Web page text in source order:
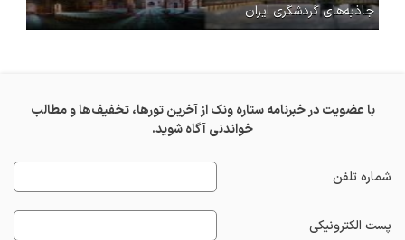
جاذبه‌های گردشگری ایران
با عضویت در خبرنامه ستاره ونک از آخرین تورها، تخفیف‌ها و مطالب
خواندنی آگاه شوید.
شماره تلفن
پست الکترونیکی